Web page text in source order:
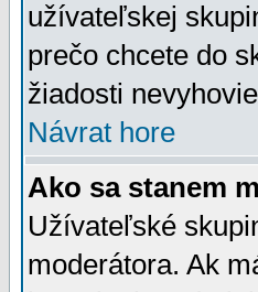
užívateľskej
prečo chcete do
žiadosti
Návrat hore
Ako sa stanem
Užívateľské
moderátora. Ak